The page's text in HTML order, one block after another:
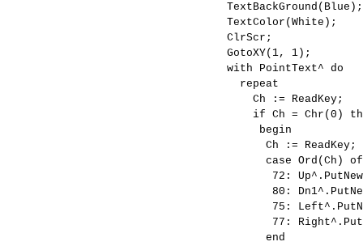
TextBackGround(Blue);
TextColor(White);
ClrScr;
GotoXY(1, 1);
with PointText^ do
repeat
Ch := ReadKey;
if Ch = Chr(0)
begin
Ch := ReadKey;
case Ord(Ch) of
72:
80:
75:
77:
end